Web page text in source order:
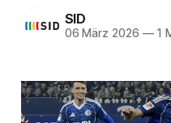
SID
06 März 2026 —1